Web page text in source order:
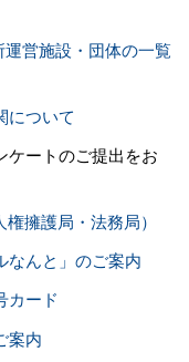
運営施設・団体の一覧
について
ケートのご提出をお
擁護局・法務局）
んと」のご案内
カード
案内